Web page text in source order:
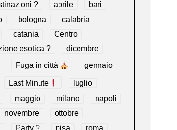
?
aprile
bari
bologna
calabria
catania
Centro
esotica ?
dicembre
Fuga in città gennaio
Last Minute
luglio
maggio milano
napoli
novembre
ottobre
Party ? pisa roma